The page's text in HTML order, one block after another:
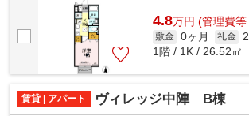
4.8万円 (管理費
敷金 0ヶ月 礼金
1階 / 1K / 26.52㎡
賃貸 | アパート ヴィレッジ中陣 B棟